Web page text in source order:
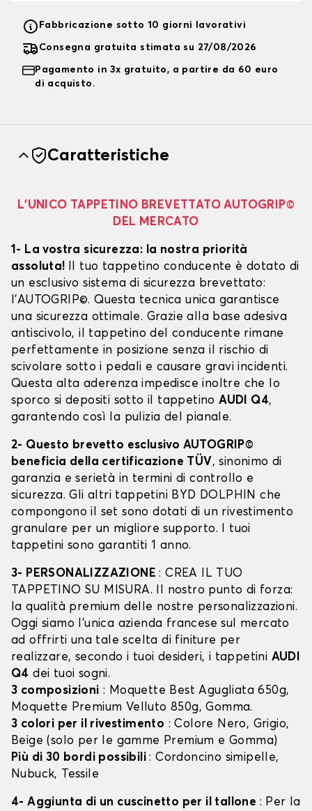
Fabbricazione sotto 10 giorni lavorativi
Consegna gratuita stimata su 27/08/2026
Pagamento in 3x gratuito, a partire da 60 euro
di acquisto.
Caratteristiche
L’UNICO TAPPETINO BREVETTATO AUTOGRIP©
DEL MERCATO
1- La vostra sicurezza: la nostra priorità
assoluta! Il tuo tappetino conducente è dotato di
un esclusivo sistema di sicurezza brevettato:
l’AUTOGRIP©. Questa tecnica unica garantisce
una sicurezza ottimale. Grazie alla base adesiva
antiscivolo, il tappetino del conducente rimane
perfettamente in posizione senza il rischio di
scivolare sotto i pedali e causare gravi incidenti.
Questa alta aderenza impedisce inoltre che lo
sporco si depositi sotto il tappetinoAUDI Q4,
garantendo così la pulizia del pianale.
2- Questo brevetto esclusivo AUTOGRIP©
beneficia della certificazione TÜV, sinonimo di
garanzia e serietà in termini di controllo e
sicurezza. Gli altri tappetini BYD DOLPHIN che
compongono il set sono dotati di un rivestimento
granulare per un migliore supporto. I tuoi
tappetini sono garantiti 1 anno.
3- PERSONALIZZAZIONE: CREA IL TUO
TAPPETINO SU MISURA. Il nostro punto di forza:
la qualità premium delle nostre personalizzazioni.
Oggi siamo l’unica azienda francese sul mercato
ad offrirti una tale scelta di finiture per
realizzare, secondo i tuoi desideri, i tappetini AUDI
Q4 dei tuoi sogni.
3 composizioni : Moquette Best Agugliata 650g,
Moquette Premium Velluto 850g, Gomma.
3 colori per il rivestimento : Colore Nero, Grigio,
Beige (solo per le gamme Premium e Gomma)
Più di 30 bordi possibili: Cordoncino simipelle,
Nubuck, Tessile
4- Aggiunta di un cuscinetto per il tallone : Per la